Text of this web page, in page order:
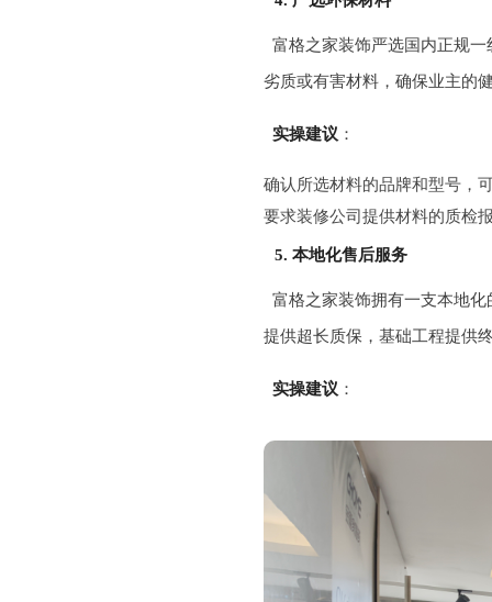
富格之家装饰严选国内正规
劣质或有害材料，确保业主的
实操建议 ：
确认所选材料的品牌和型号，
要求装修公司提供材料的质检
5. 本地化售后服务
富格之家装饰拥有一支本地
提供超长质保，基础工程提供
实操建议 ：